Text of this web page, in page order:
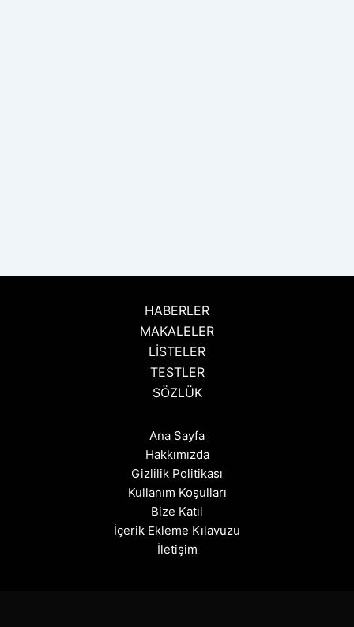
HABERLER
MAKALELER
LİSTELER
TESTLER
SÖZLÜK
Ana Sayfa
Hakkımızda
Gizlilik Politikası
Kullanım Koşulları
Bize Katıl
İçerik Ekleme Kılavuzu
İletişim